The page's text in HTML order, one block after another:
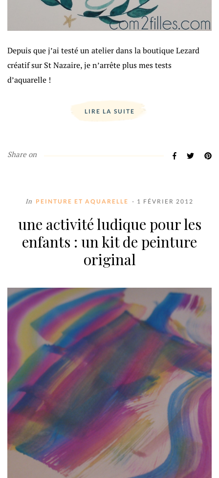
Depuis que j’ai testé un atelier dans la boutique Lezard
créatif sur St Nazaire, je n’arrête plus mes tests
d’aquarelle !
LIRE LA SUITE
Share on
In PEINTURE ET AQUARELLE - 1 FÉVRIER 2012
une activité ludique pour les
enfants : un kit de peinture
original